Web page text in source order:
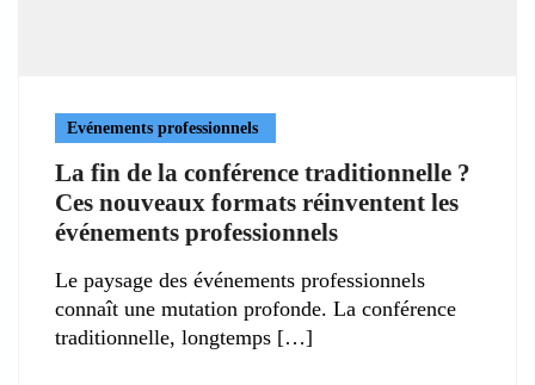
Evénements professionnels
La fin de la conférence traditionnelle ?
Ces nouveaux formats réinventent les
événements professionnels
Le paysage des événements professionnels
connaît une mutation profonde. La conférence
traditionnelle, longtemps